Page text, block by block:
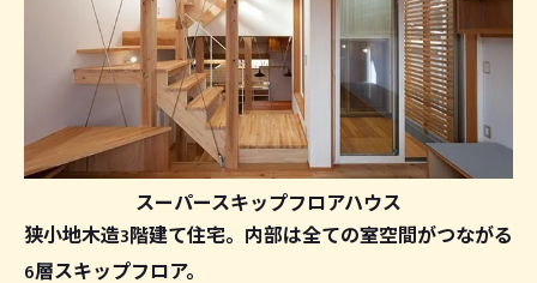
スーパースキップフロアハウス
狭小地木造3階建て住宅。内部は全ての室空間がつながる
6層スキップフロア。